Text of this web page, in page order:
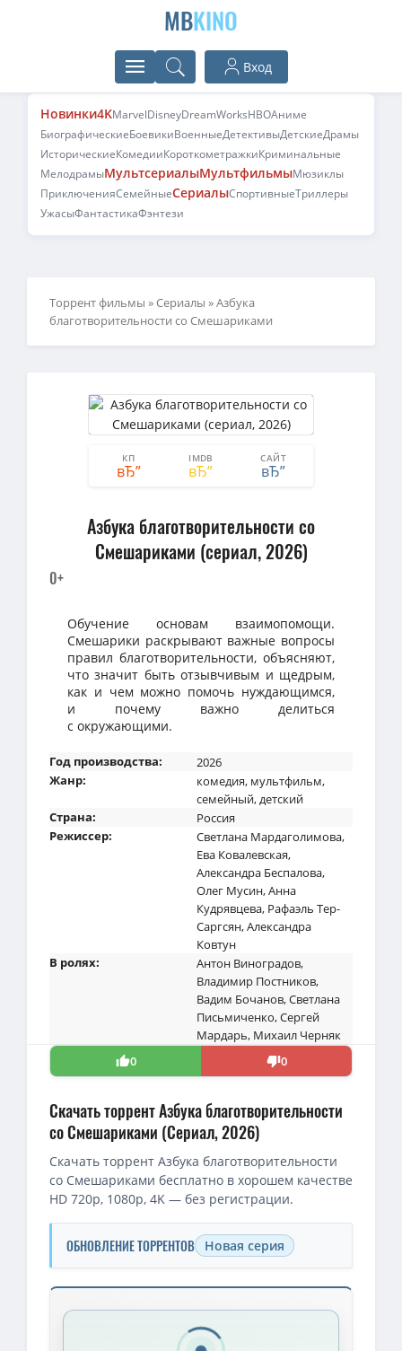
MBKINO
Вход
Новинки4KMarvelDisneyDreamWorksHBOАниме
БиографическиеБоевикиВоенныеДетективыДетскиеДрамы
ИсторическиеКомедииКороткометражкиКриминальные
МелодрамыМультсериалыМультфильмыМюзиклы
ПриключенияСемейныеСериалыСпортивныеТриллеры
УжасыФантастикаФэнтези
Торрент фильмы »Сериалы » Азбука
благотворительности со Смешариками
КП IMDB САЙТ
00
Азбука благотворительности со
Смешариками (сериал, 2026)
0+
Обучение основам взаимопомощи.
Смешарики раскрывают важные вопросы
правил благотворительности, объясняют,
что значит быть отзывчивым и щедрым,
как и чем можно помочь нуждающимся,
и почему важно делиться
с окружающими.
Год производства:
2026
Жанр:
комедия, мультфильм,
семейный,детский
Страна:
Россия
Режиссер:
Светлана Мардаголимова,
Ева Ковалевская,
Александра Беспалова,
Олег Мусин,Анна
Кудрявцева, Рафаэль Тер-
Саргсян,Александра
Ковтун
В ролях:
Антон Виноградов,
Владимир Постников,
Вадим Бочанов,Светлана
Письмиченко,Сергей
Мардарь, Михаил Черняк
0
0
Скачать торрент Азбука благотворительности
со Смешариками (Сериал, 2026)
Скачать торрент Азбука благотворительности
со Смешариками бесплатно в хорошем качестве
HD 720p, 1080p, 4K — без регистрации.
ОБНОВЛЕНИЕ ТОРРЕНТОВ Новая серия
Скачать торрент — Азбука благотворительности со
1080p — Азбука благотворительности со Смешариками /